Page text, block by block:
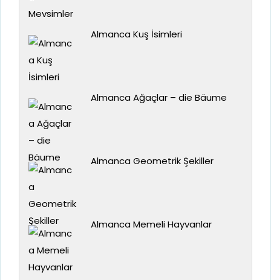
Almanca Kuş İsimleri
Almanca Ağaçlar – die Bäume
Almanca Geometrik Şekiller
Almanca Memeli Hayvanlar